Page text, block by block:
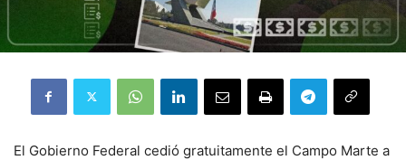
El Gobierno Federal cedió gratuitamente el Campo Marte a